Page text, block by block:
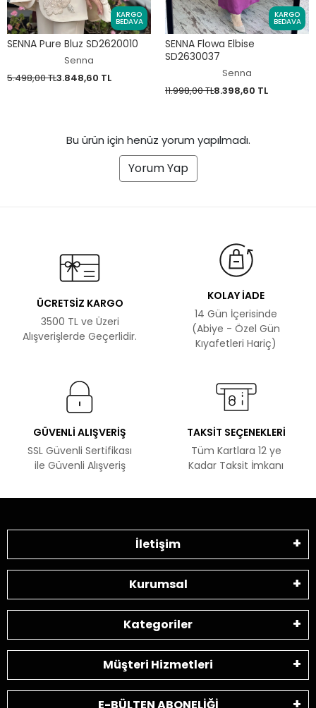
KARGO
BEDAVA
SENNA Pure Bluz SD2620010
Senna
5.498,00 TL3.848,60 TL
KARGO
BEDAVA
SENNA Flowa Elbise
SD2630037
Senna
11.998,00 TL8.398,60 TL
Bu ürün için henüz yorum yapılmadı.
Yorum Yap
ÜCRETSİZ KARGO
3500 TL ve Üzeri
Alışverişlerde Geçerlidir.
KOLAY İADE
14 Gün İçerisinde
(Abiye - Özel Gün
Kıyafetleri Hariç)
GÜVENLİ ALIŞVERİŞ
SSL Güvenli Sertifikası
ile Güvenli Alışveriş
TAKSİT SEÇENEKLERİ
Tüm Kartlara 12 ye
Kadar Taksit İmkanı
İletişim
Kurumsal
Kategoriler
Müşteri Hizmetleri